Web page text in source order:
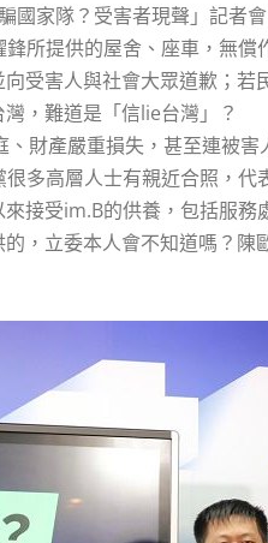
國家隊？受害者現聲」記者
所提供的屋舍、座車，無償
受害人與社會大眾道歉；若
，難道是「信lie台灣」？
財產嚴重損失，甚至連被
多高層人士有親近合照，代
接受im.B的供養，包括服務
，立委本人會不知道嗎？陳